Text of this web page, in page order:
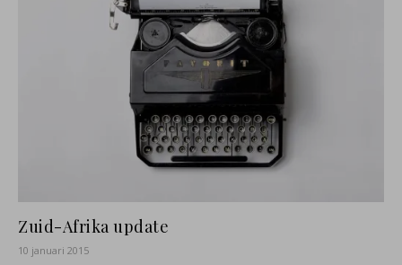
Zuid-Afrika update
10 januari 2015